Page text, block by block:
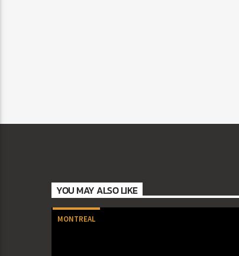
YOU MAY ALSO LIKE
MONTREAL